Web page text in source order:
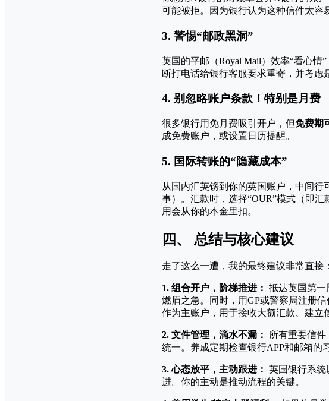
可能被拒。因为银行认为这种信件太容
3. 警惕“邮政黑洞”
英国的平邮（Royal Mail）效率“看心
断打电话给银行客服要求重寄，并考虑
4. 别忽略账户条款！特别是月费
很多银行用免月费吸引开户，但免费期
成免费账户，或设置日历提醒。
5. 国际转账的“隐藏成本”
从国内汇英镑到你的英国账户，中间行
事）。汇款时，选择“OUR”模式（即
用会从你的本金里扣。
四、 总结与核心建议
走了这么一遭，我的最终建议非常直接：
1. 组合开户，阶梯推进： 抵达英国第一
燃眉之急。同时，用GP或警察局注册
作为主账户，用于接收大额汇款、建立
2. 文件管理，滴水不漏：
所有重要信
统一。养成定期检查银行APP和邮箱的
3. 心态放平，主动跟进： 英国银行系统
进。你的主动是推动流程的关键。